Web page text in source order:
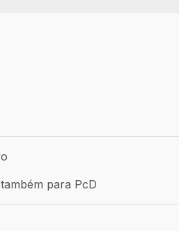
Efetivo
para PcD
para PcD